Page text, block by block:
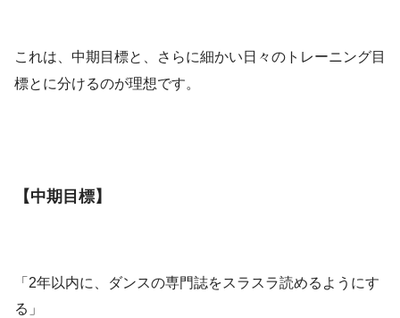
これは、中期目標と、さらに細かい日々のトレーニング目
標とに分けるのが理想です。
【中期目標】
「2年以内に、ダンスの専門誌をスラスラ読めるようにす
る」